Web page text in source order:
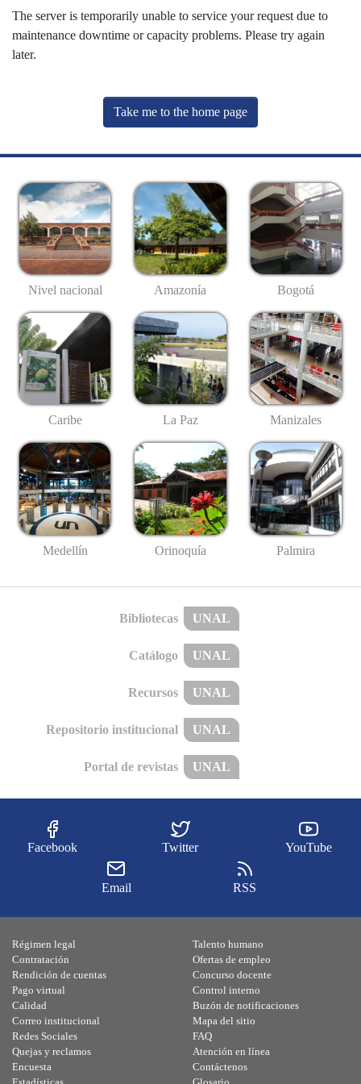
The server is temporarily unable to service your request due to
maintenance downtime or capacity problems. Please try again
later.
Take me to the home page
Nivel nacional Amazonía Bogotá
Caribe La Paz Manizales
Medellín Orinoquía Palmira
Bibliotecas UNAL
Catálogo UNAL
Recursos UNAL
Repositorio institucional UNAL
Portal de revistas UNAL
Facebook Twitter YouTube
Email RSS
Régimen legal
Contratación
Rendición de cuentas
Pago virtual
Calidad
Talento humano
Ofertas de empleo
Concurso docente
Control interno
Buzón de notificaciones
Correo institucional
Redes Sociales
Quejas y reclamos
Encuesta
Mapa del sitio
FAQ
Atención en línea
Contáctenos